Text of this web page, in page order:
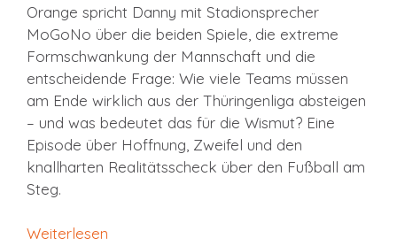
Orange spricht Danny mit Stadionsprecher
MoGoNo über die beiden Spiele, die extreme
Formschwankung der Mannschaft und die
entscheidende Frage: Wie viele Teams müssen
am Ende wirklich aus der Thüringenliga absteigen
– und was bedeutet das für die Wismut? Eine
Episode über Hoffnung, Zweifel und den
knallharten Realitätsscheck über den Fußball am
Steg.
Weiterlesen